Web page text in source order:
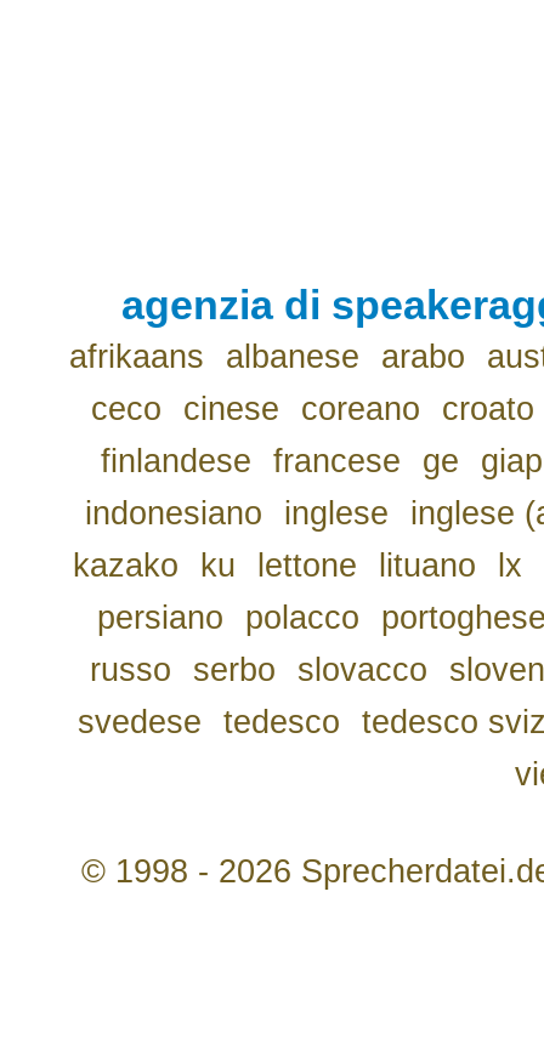
agenzia di
afrikaans albanese arabo
ceco
cinese coreano
croato
finlandese
francese ge
indonesiano
inglese
inglese
kazako
ku lettone lituano lx
persiano
polacco
russo
serbo slovacco
svedese
tedesco
tedesco
© 1998 - 2026